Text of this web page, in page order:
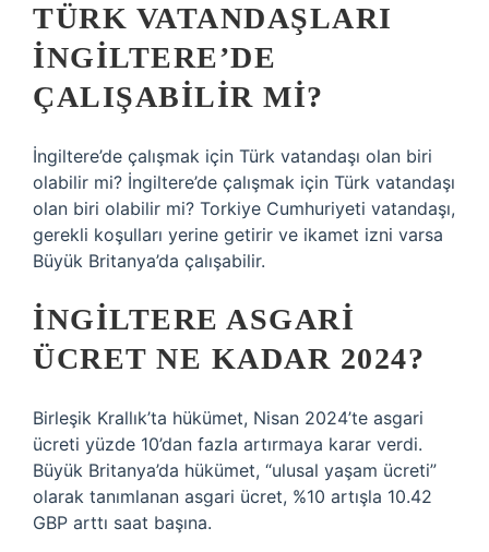
TÜRK VATANDAŞLARI
İNGILTERE’DE
ÇALIŞABILIR MI?
İngiltere’de çalışmak için Türk vatandaşı olan biri
olabilir mi? İngiltere’de çalışmak için Türk vatandaşı
olan biri olabilir mi? Torkiye Cumhuriyeti vatandaşı,
gerekli koşulları yerine getirir ve ikamet izni varsa
Büyük Britanya’da çalışabilir.
İNGILTERE ASGARI
ÜCRET NE KADAR 2024?
Birleşik Krallık’ta hükümet, Nisan 2024’te asgari
ücreti yüzde 10’dan fazla artırmaya karar verdi.
Büyük Britanya’da hükümet, “ulusal yaşam ücreti”
olarak tanımlanan asgari ücret, %10 artışla 10.42
GBP arttı saat başına.